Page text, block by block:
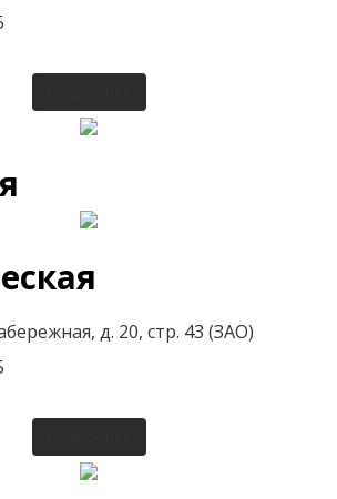
д. 20, стр. 43 (ЗАО)